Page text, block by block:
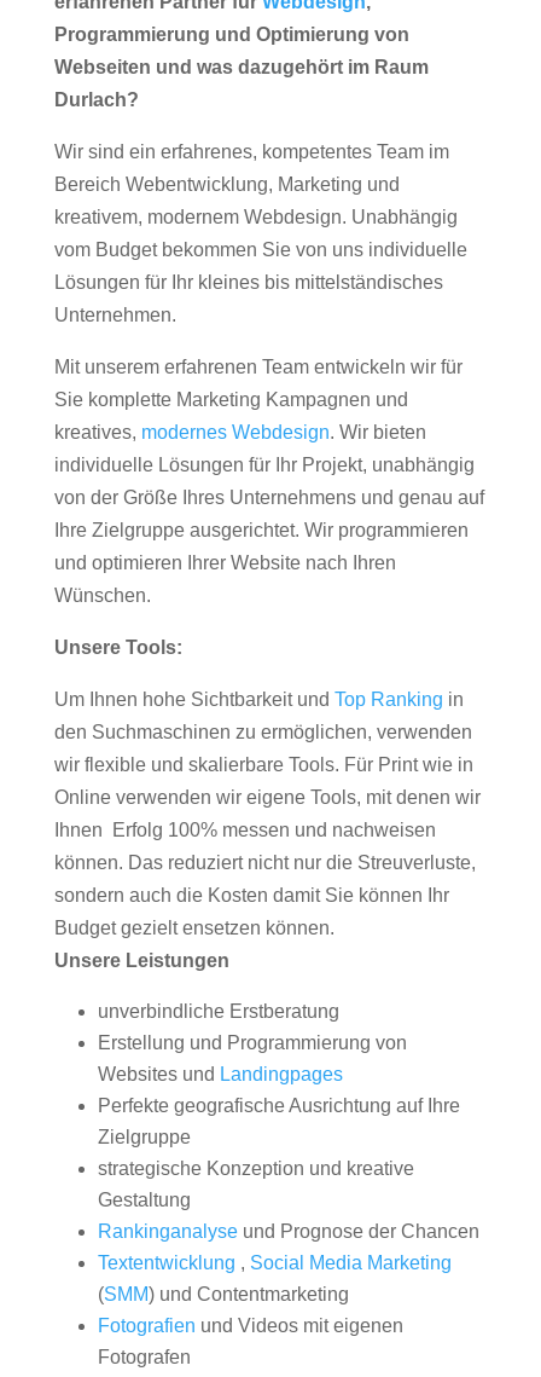
Programmierung und Optimierung von
Webseiten und was dazugehört im Raum
Durlach?
Wir sind ein erfahrenes, kompetentes Team im
Bereich Webentwicklung, Marketing und
kreativem, modernem Webdesign. Unabhängig
vom Budget bekommen Sie von uns individuelle
Lösungen für Ihr kleines bis mittelständisches
Unternehmen.
Mit unserem erfahrenen Team entwickeln wir für
Sie komplette Marketing Kampagnen und
kreatives, modernes Webdesign. Wir bieten
individuelle Lösungen für Ihr Projekt, unabhängig
von der Größe Ihres Unternehmens und genau auf
Ihre Zielgruppe ausgerichtet. Wir programmieren
und optimieren Ihrer Website nach Ihren
Wünschen.
Unsere Tools:
Um Ihnen hohe Sichtbarkeit und Top Ranking in
den Suchmaschinen zu ermöglichen, verwenden
wir flexible und skalierbare Tools. Für Print wie in
Online verwenden wir eigene Tools, mit denen wir
Ihnen Erfolg 100% messen und nachweisen
können. Das reduziert nicht nur die Streuverluste,
sondern auch die Kosten damit Sie können Ihr
Budget gezielt ensetzen können.
Unsere Leistungen
unverbindliche Erstberatung
Erstellung und Programmierung von
Websites und Landingpages
Perfekte geografische Ausrichtung auf Ihre
Zielgruppe
strategische Konzeption und kreative
Gestaltung
Rankinganalyseund Prognose der Chancen
Textentwicklung , Social Media Marketing
(SMM) und Contentmarketing
Fotografien und Videos mit eigenen
Fotografen